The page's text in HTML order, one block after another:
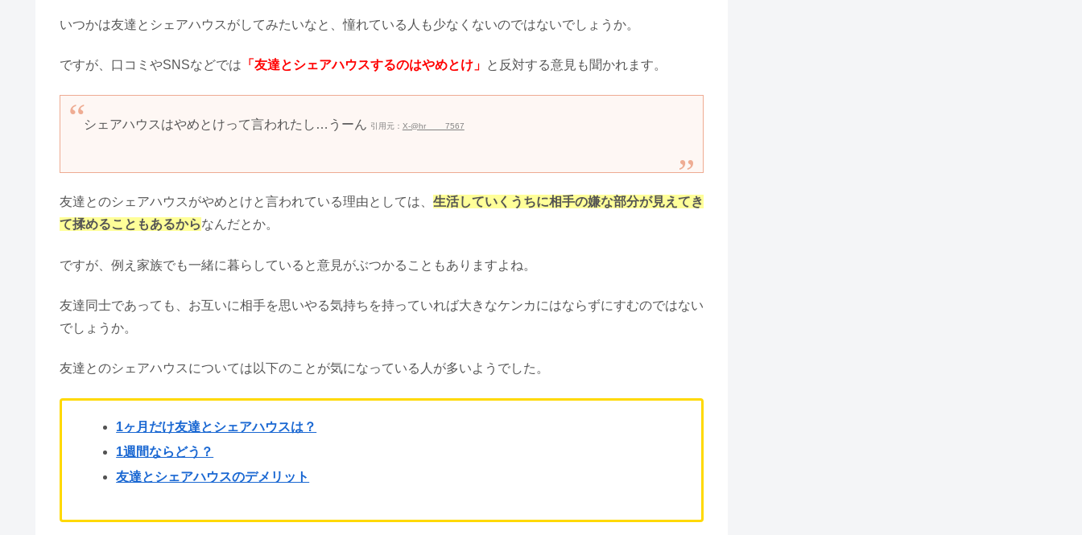
いつかは友達とシェアハウスがしてみたいなと、憧れている人も少なくないのではないでしょうか。
ですが、口コミやSNSなどでは 「友達とシェアハウスするのはやめとけ」 と反対する意見も聞かれます。
シェアハウスはやめとけって言われたし…うーん 引用元： X-@hr____7567
友達とのシェアハウスがやめとけと言われている理由としては、 生活していくうちに相手の嫌な部分が見えてき
て揉めることもあるからなんだとか。
ですが、例え家族でも一緒に暮らしていると意見がぶつかることもありますよね。
友達同士であっても、お互いに相手を思いやる気持ちを持っていれば大きなケンカにはならずにすむのではない
でしょうか。
友達とのシェアハウスについては以下のことが気になっている人が多いようでした。
1ヶ月だけ友達とシェアハウスは？
1週間ならどう？
友達とシェアハウスのデメリット